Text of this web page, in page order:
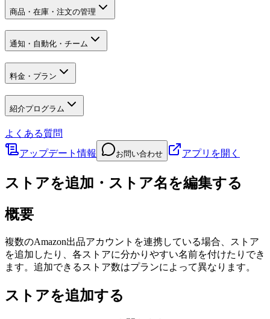
商品・在庫・注文の管理
通知・自動化・チーム
料金・プラン
紹介プログラム
よくある質問
アップデート情報
お問い合わせ アプリを開く
ストアを追加・ストア名を編集する
概要
複数のAmazon出品アカウントを連携している場合、ストア
を追加したり、各ストアに分かりやすい名前を付けたりでき
ます。追加できるストア数はプランによって異なります。
ストアを追加する